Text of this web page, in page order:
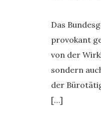
Das
provokant
von der
sondern
der
[…]